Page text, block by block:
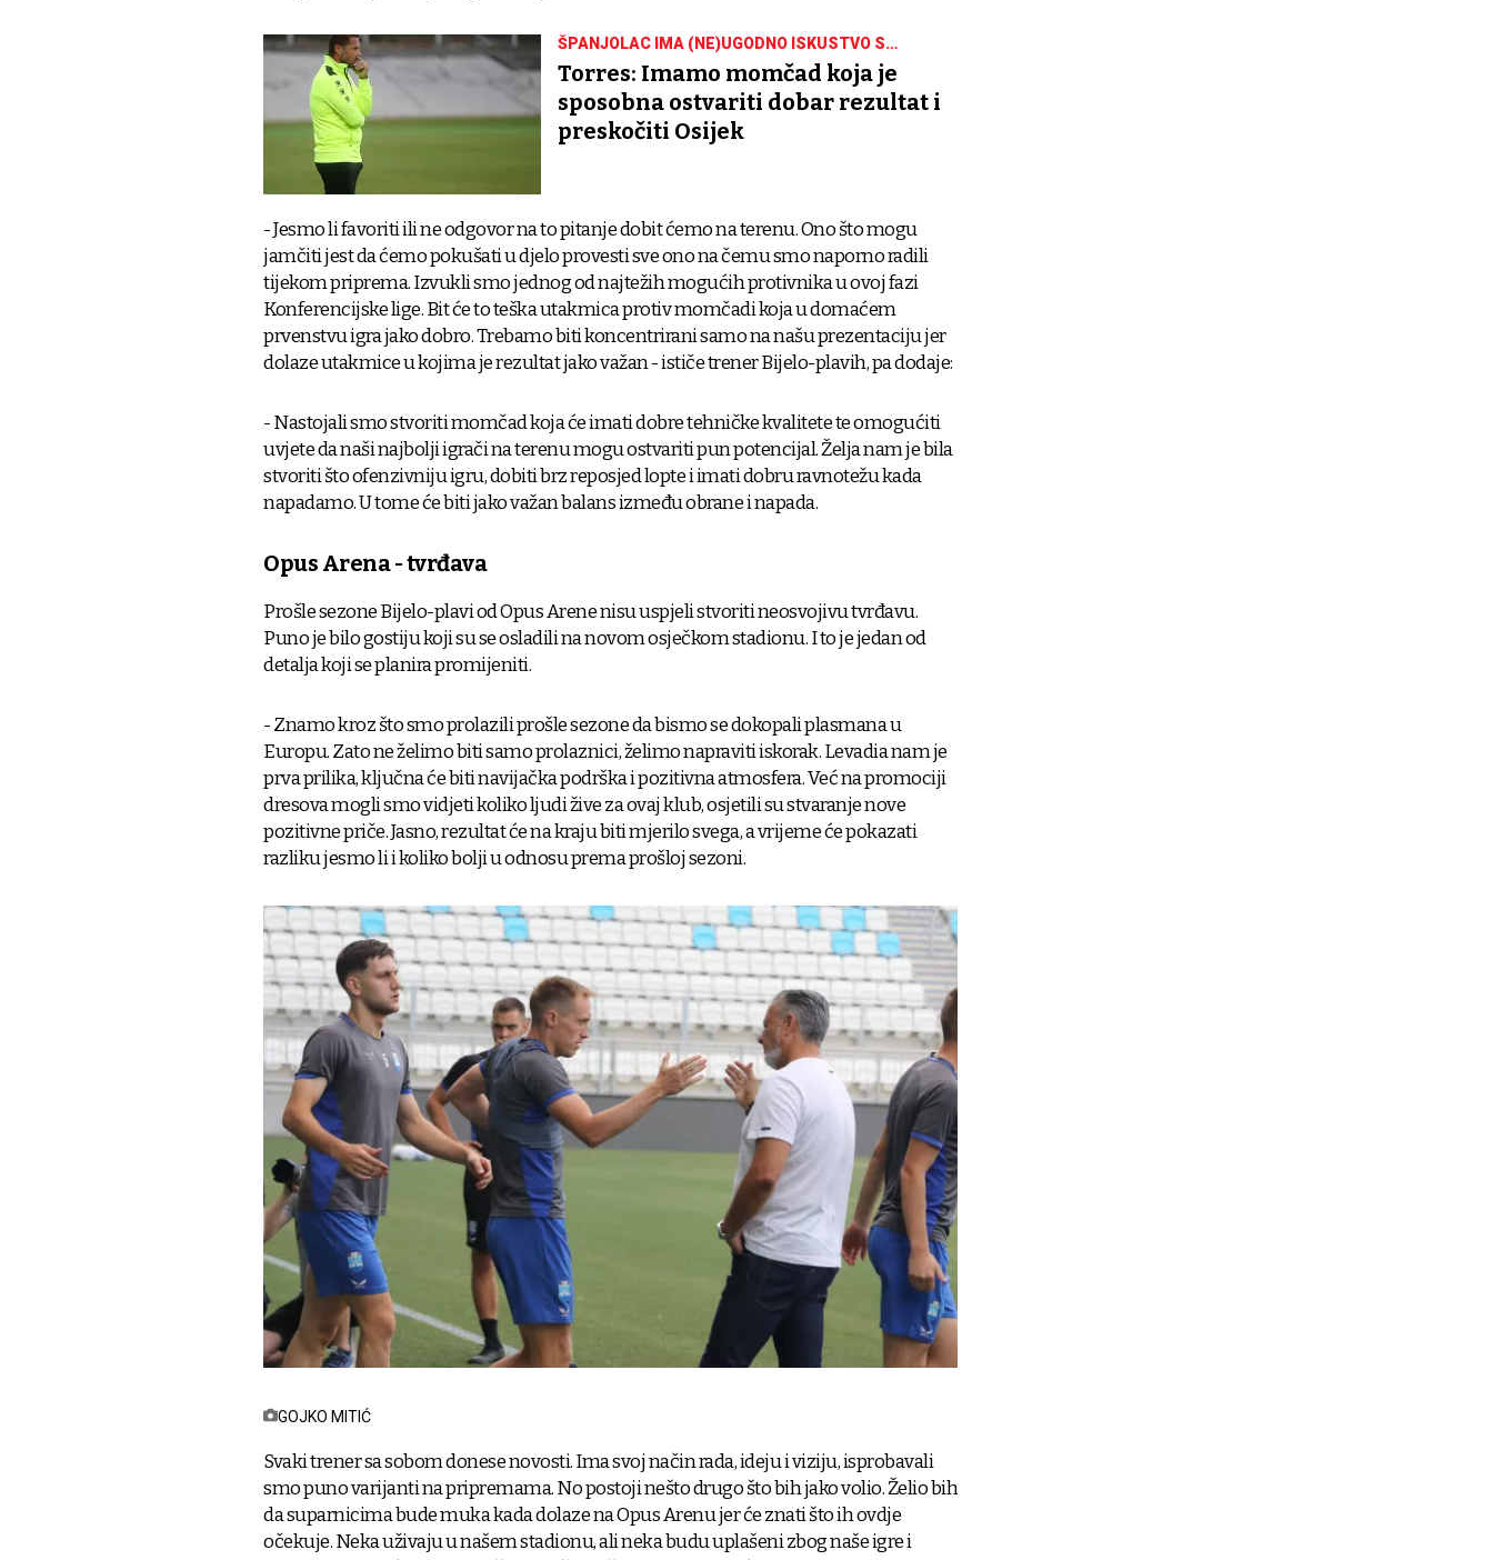
ŠPANJOLAC IMA (NE)UGODNO ISKUSTVO S
OSIJEKOM
Torres: Imamo momčad koja je
sposobna ostvariti dobar rezultat i
preskočiti Osijek
- Jesmo li favoriti ili ne odgovor na to pitanje dobit ćemo na terenu. Ono što mogu
jamčiti jest da ćemo pokušati u djelo provesti sve ono na čemu smo naporno radili
tijekom priprema. Izvukli smo jednog od najtežih mogućih protivnika u ovoj fazi
Konferencijske lige. Bit će to teška utakmica protiv momčadi koja u domaćem
prvenstvu igra jako dobro. Trebamo biti koncentrirani samo na našu prezentaciju jer
dolaze utakmice u kojima je rezultat jako važan - ističe trener Bijelo-plavih, pa dodaje:
- Nastojali smo stvoriti momčad koja će imati dobre tehničke kvalitete te omogućiti
uvjete da naši najbolji igrači na terenu mogu ostvariti pun potencijal. Želja nam je bila
stvoriti što ofenzivniju igru, dobiti brz reposjed lopte i imati dobru ravnotežu kada
napadamo. U tome će biti jako važan balans između obrane i napada.
Opus Arena - tvrđava
Prošle sezone Bijelo-plavi od Opus Arene nisu uspjeli stvoriti neosvojivu tvrđavu.
Puno je bilo gostiju koji su se osladili na novom osječkom stadionu. I to je jedan od
detalja koji se planira promijeniti.
- Znamo kroz što smo prolazili prošle sezone da bismo se dokopali plasmana u
Europu. Zato ne želimo biti samo prolaznici, želimo napraviti iskorak. Levadia nam je
prva prilika, ključna će biti navijačka podrška i pozitivna atmosfera. Već na promociji
dresova mogli smo vidjeti koliko ljudi žive za ovaj klub, osjetili su stvaranje nove
pozitivne priče. Jasno, rezultat će na kraju biti mjerilo svega, a vrijeme će pokazati
razliku jesmo li i koliko bolji u odnosu prema prošloj sezoni.
GOJKO MITIĆ
Svaki trener sa sobom donese novosti. Ima svoj način rada, ideju i viziju, isprobavali
smo puno varijanti na pripremama. No postoji nešto drugo što bih jako volio. Želio bih
da suparnicima bude muka kada dolaze na Opus Arenu jer će znati što ih ovdje
očekuje. Neka uživaju u našem stadionu, ali neka budu uplašeni zbog naše igre i